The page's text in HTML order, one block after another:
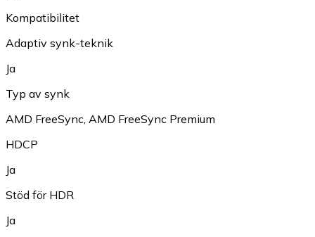
Kompatibilitet
Adaptiv synk-teknik
Ja
Typ av synk
AMD FreeSync AMD FreeSync Premium
HDCP
Ja
Stöd för HDR
Ja